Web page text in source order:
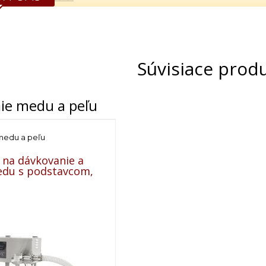
Súvisiace
medu a peľu
a peľu
dávkovanie a
s podstavcom,